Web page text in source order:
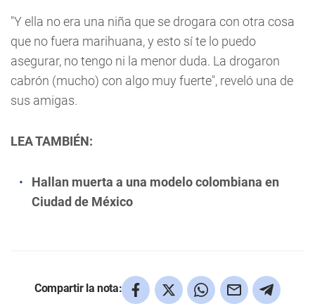
"Y ella no era una niña que se drogara con otra cosa
que no fuera marihuana, y esto sí te lo puedo
asegurar, no tengo ni la menor duda. La drogaron
cabrón (mucho) con algo muy fuerte", reveló una de
sus amigas.
LEA TAMBIÉN:
Hallan muerta a una modelo colombiana en
Ciudad de México
Compartir la nota: